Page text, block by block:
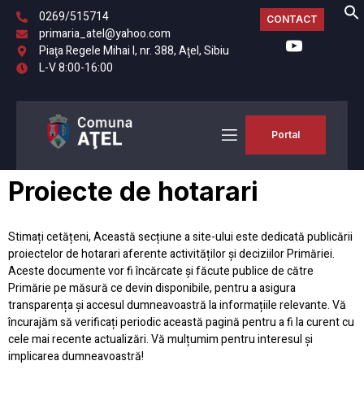
0269/515714
primaria_atel@yahoo.com
Piaţa Regele Mihai I, nr. 388, Aţel, Sibiu
L-V 8:00-16:00
CONTACT
Portal
Proiecte de hotarari
Stimați cetățeni, Această secțiune a site-ului este dedicată publicării
proiectelor de hotarari aferente activităților și deciziilor Primăriei.
Aceste documente vor fi încărcate și făcute publice de către
Primărie pe măsură ce devin disponibile, pentru a asigura
transparența și accesul dumneavoastră la informațiile relevante. Vă
încurajăm să verificați periodic această pagină pentru a fi la curent cu
cele mai recente actualizări. Vă mulțumim pentru interesul și
implicarea dumneavoastră!